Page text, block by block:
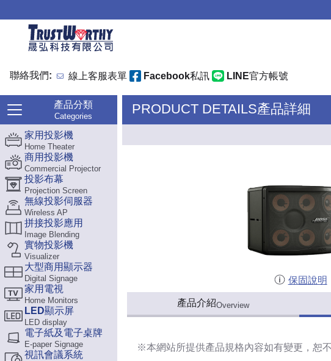
聯絡我們: 線上客服表單 Facebook私訊 LINE官方帳號
產品分類
Categories
家用投影機
Home Theater
商用投影機
Commercial Projector
投影布幕
Projection Screen
無線投影伺服器
Wireless AP
拼接投影應用
Image Blending
實物投影機
Visualizer
大型商用顯示器
Digital Signage
家用電視
Home Monitors
LED顯示屏
LED display
電子紙及電子桌牌
E-paper Signage
視訊會議系統
PRODUCT DETAILS產品詳細
保固說明
產品介紹Overview
※本網站所提供產品規格內容如有變更，恕